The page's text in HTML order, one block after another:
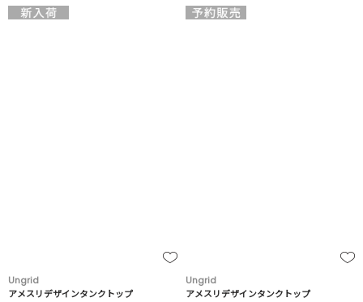
Ungrid
アメスリデザインタンクトップ
Ungrid
アメスリデザインタンクトップ